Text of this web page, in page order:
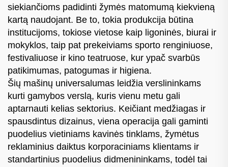
siekiančioms padidinti žymės matomumą kiekvieną
kartą naudojant. Be to, tokia produkcija būtina
institucijoms, tokiose vietose kaip ligoninės, biurai ir
mokyklos, taip pat prekeiviams sporto renginiuose,
festivaliuose ir kino teatruose, kur ypač svarbūs
patikimumas, patogumas ir higiena.
Šių mašinų universalumas leidžia verslininkams
kurti gamybos verslą, kuris vienu metu gali
aptarnauti kelias sektorius. Keičiant medžiagas ir
spausdintus dizainus, viena operacija gali gaminti
puodelius vietiniams kavinės tinklams, žymėtus
reklaminius daiktus korporaciniams klientams ir
standartinius puodelius didmenininkams, todėl tai